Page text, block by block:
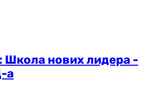
Школа нових лидера -
а